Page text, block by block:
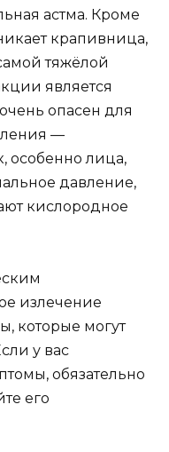
астма. Кроме
крапивница,
тяжёлой
является
опасен для
—
особенно лица,
давление,
кислородное
излечение
которые могут
у вас
обязательно
его